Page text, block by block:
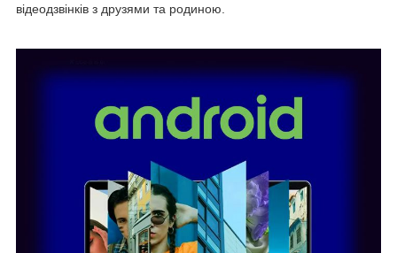
відеодзвінків з друзями та родиною.